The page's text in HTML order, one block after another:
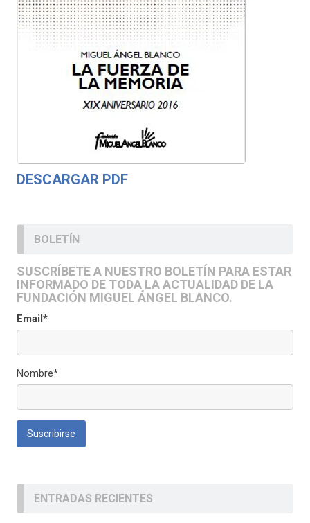
DESCARGAR PDF
BOLETÍN
SUSCRÍBETE A NUESTRO BOLETÍN PARA ESTAR
INFORMADO DE TODA LA ACTUALIDAD DE LA
FUNDACIÓN MIGUEL ÁNGEL BLANCO.
Email*
Nombre*
ENTRADAS RECIENTES